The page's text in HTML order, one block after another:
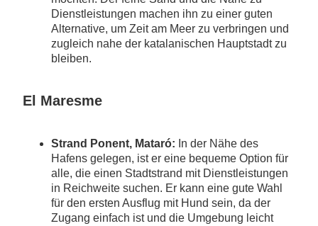
Dienstleistungen machen ihn zu einer guten
Alternative, um Zeit am Meer zu verbringen und
zugleich nahe der katalanischen Hauptstadt zu
bleiben.
El Maresme
Strand Ponent, Mataró: In der Nähe des
Hafens gelegen, ist er eine bequeme Option für
alle, die einen Stadtstrand mit Dienstleistungen
in Reichweite suchen. Er kann eine gute Wahl
für den ersten Ausflug mit Hund sein, da der
Zugang einfach ist und die Umgebung leicht